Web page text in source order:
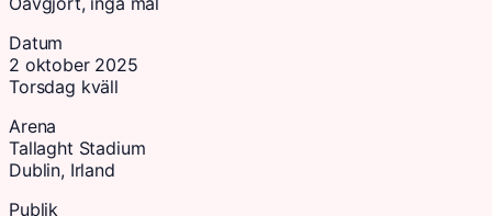
Datum
2 oktober 2025
Torsdag kväll
Arena
Tallaght Stadium
Dublin, Irland
Publik